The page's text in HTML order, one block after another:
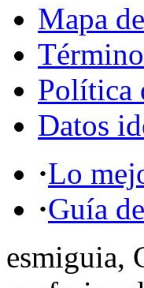
Mapa
Política
Datos
·Lo
·Guía
esmiguia,